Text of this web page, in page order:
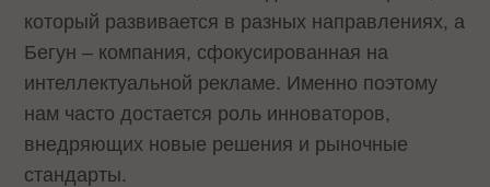
который развивается в разных направлениях, а
Бегун – компания, сфокусированная на
интеллектуальной рекламе. Именно поэтому
нам часто достается роль инноваторов,
внедряющих новые решения и рыночные
стандарты.